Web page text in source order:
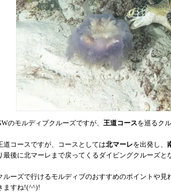
のモルディブクルーズですが、 王道コースを巡るク
道コースですが、コースとしては北マーレを出発し、
最後に北マーレまで戻ってくるダイビングクルーズと
ルーズで行けるモルディブのおすすめのポイントや見
ますね!(^^)!